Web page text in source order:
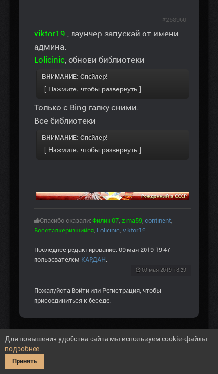
viktor19 , лаунчер запускай от имени
админа.
Lolicinic, обнови библиотеки
ВНИМАНИЕ: Спойлер!
Только с Bing галку сними.
Все библиотеки
ВНИМАНИЕ: Спойлер!
Спасибо сказали: Филин 07 zima59 continent
Воссталкерившийся Lolicinic viktor19
Последнее редактирование: 09 мая 2019 19:47
пользователем КАРДАН
09 мая 2019 18:29
#258960
Пожалуйста Войти или Регистрация , чтобы
присоединиться к беседе.
Для повышения удобства сайта мы используем cookie-файлы
подробнее.
Принять